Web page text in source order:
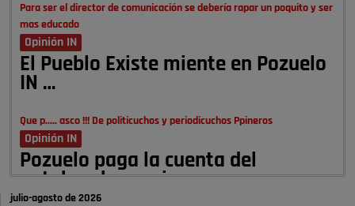
Para ser el director de comunicación se debería rapar un poquito y ser
mas educado
Opinión IN
El Pueblo Existe miente en Pozuelo
IN …
Que p..... asco !!! De politicuchos y periodicuchos Ppineros
Opinión IN
Pozuelo paga la cuenta del
autobombo: casi …
julio-agosto de 2026